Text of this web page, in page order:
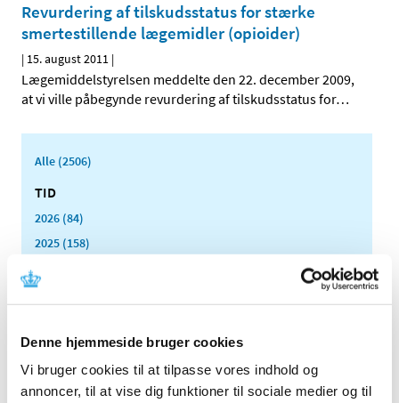
Denne hjemmeside bruger cookies
Vi bruger cookies til at tilpasse vores indhold og
annoncer, til at vise dig funktioner til sociale medier og til
Revurdering af tilskudsstatus for stærke
smertestillende lægemidler (opioider)
| 15. august 2011 |
Lægemiddelstyrelsen meddelte den 22. december 2009,
at vi ville påbegynde revurdering af tilskudsstatus for…
Alle (2506)
TID
2026 (84)
2025 (158)
2023 (195)
2021 (516)
2020 (263)
2019 (159)